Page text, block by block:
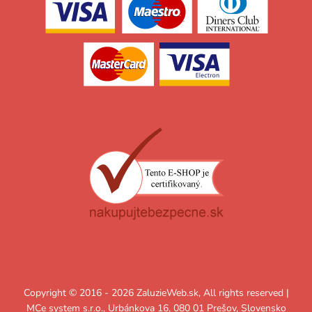
Copyright © 2016 - 2026 ZaluzieWeb.sk, All rights reserved |
MCe system s.r.o., Urbánkova 16, 080 01 Prešov, Slovensko